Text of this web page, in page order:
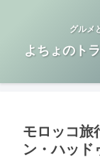
グルメ
よちょのト
モロッコ
ン・ハッド